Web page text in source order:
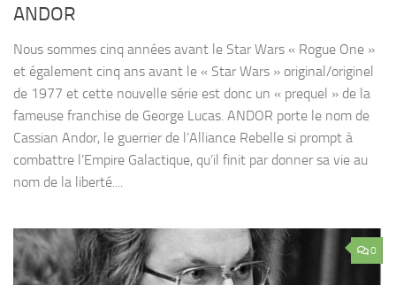
ANDOR
Nous sommes cinq années avant le Star Wars « Rogue One »
et également cinq ans avant le « Star Wars » original/originel
de 1977 et cette nouvelle série est donc un « prequel » de la
fameuse franchise de George Lucas. ANDOR porte le nom de
Cassian Andor, le guerrier de l’Alliance Rebelle si prompt à
combattre l’Empire Galactique, qu’il finit par donner sa vie au
nom de la liberté....
0